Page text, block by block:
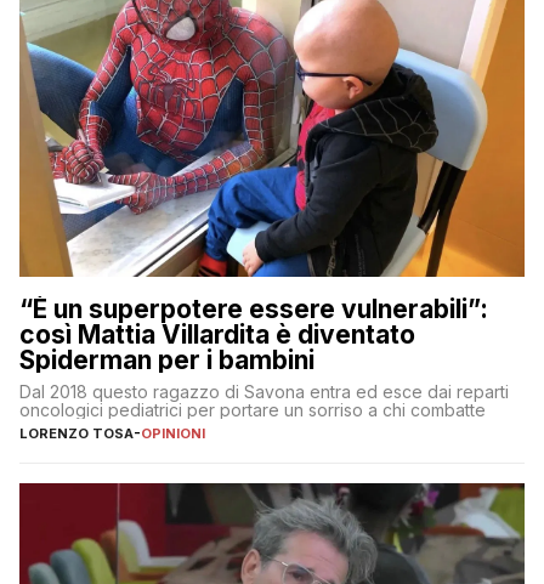
“È un superpotere essere vulnerabili”:
così Mattia Villardita è diventato
Spiderman per i bambini
Dal 2018 questo ragazzo di Savona entra ed esce dai reparti
oncologici pediatrici per portare un sorriso a chi combatte
LORENZO TOSA-OPINIONI